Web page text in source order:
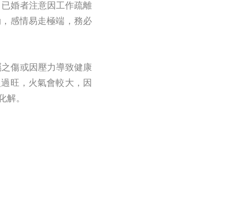
婚者注意因工作疏離
感情易走極端，務必
傷或因壓力導致健康
旺，火氣會較大，因
解。